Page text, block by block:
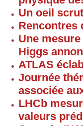
Un oeil
Rencontres
Une
Higgs
ATLAS
Journée
associée
LHCb
valeurs